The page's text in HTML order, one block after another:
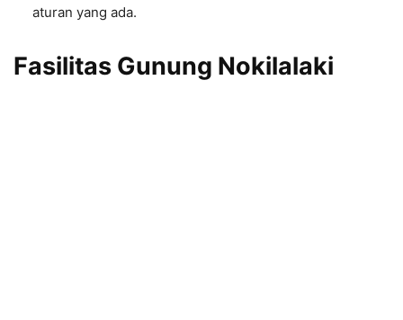
aturan yang ada.
Fasilitas Gunung Nokilalaki